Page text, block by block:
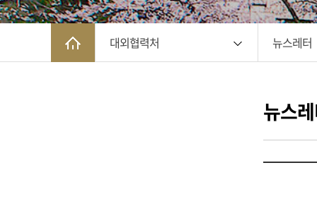
대외협력처 뉴스레터
뉴스